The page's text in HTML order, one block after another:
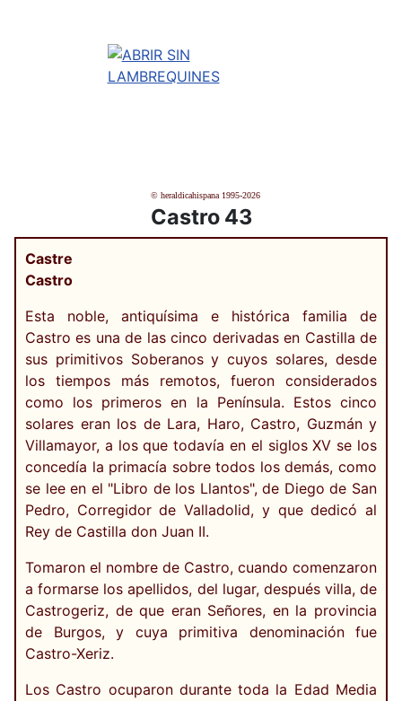
© heraldicahispana 1995-2026
Castro 43
Castre
Castro
Esta noble, antiquísima e histórica familia de
Castro es una de las cinco derivadas en Castilla de
sus primitivos Soberanos y cuyos solares, desde
los tiempos más remotos, fueron considerados
como los primeros en la Península. Estos cinco
solares eran los de Lara, Haro, Castro, Guzmán y
Villamayor, a los que todavía en el siglos XV se los
concedía la primacía sobre todos los demás, como
se lee en el "Libro de los Llantos", de Diego de San
Pedro, Corregidor de Valladolid, y que dedicó al
Rey de Castilla don Juan II.
Tomaron el nombre de Castro, cuando comenzaron
a formarse los apellidos, del lugar, después villa, de
Castrogeriz, de que eran Señores, en la provincia
de Burgos, y cuya primitiva denominación fue
Castro-Xeriz.
Los Castro ocuparon durante toda la Edad Media